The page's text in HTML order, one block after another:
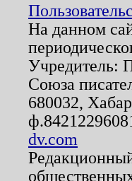
На данном
Учредитель:
Союза
680032,
dv.com